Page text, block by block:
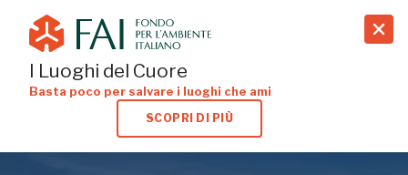
search
I Luoghi del Cuore
Basta poco per salvare i luoghi che ami
SCOPRI DI PIÙ